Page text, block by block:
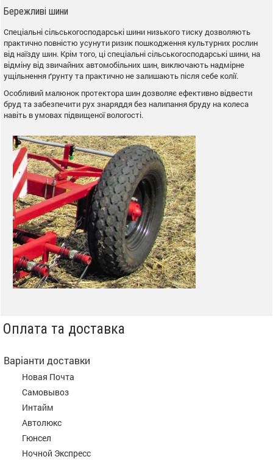
Бережливі шини
Спеціальні сільськогосподарські шини низького тиску дозволяють
практично повністю усунути ризик пошкодження культурних рослин
від наїзду шин. Крім того, ці спеціальні сільськогосподарські шини, на
відміну від звичайних автомобільних шин, виключають надмірне
ущільнення ґрунту та практично не залишають після себе колії.
Особливий малюнок протектора шин дозволяє ефективно відвести
бруд та забезпечити рух знаряддя без налипання бруду на колеса
навіть в умовах підвищеної вологості.
Оплата та доставка
Варіанти доставки
Новая Почта
Самовывоз
Интайм
Автолюкс
Гюнсел
Ночной Экспресс